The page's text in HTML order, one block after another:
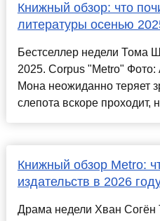
Книжный обзор: что
литературы осенью
Бестселлер недели Тома
2025. Corpus "Metro" Фото:
Мона неожиданно теряет
слепота вскоре проходит,
Книжный обзор Metro:
издательств в 2026
Драма недели Хван Согён